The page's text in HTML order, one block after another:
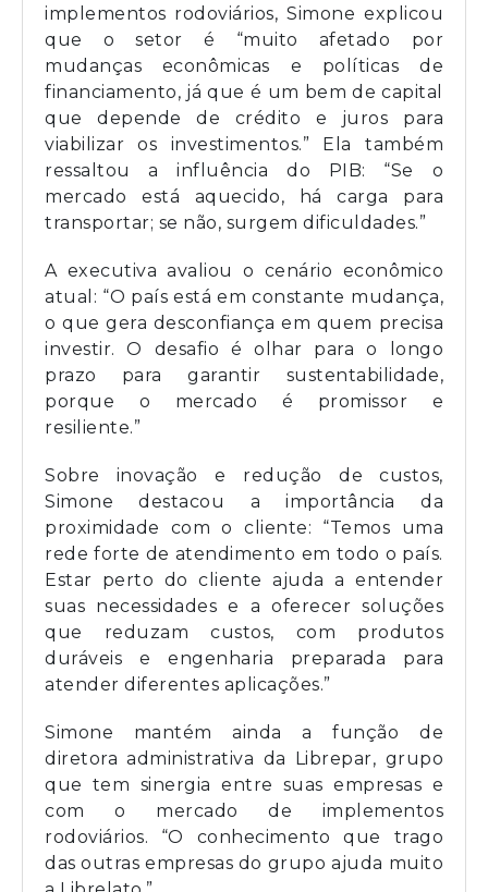
implementos rodoviários, Simone explicou
que o setor é “muito afetado por
mudanças econômicas e políticas de
financiamento, já que é um bem de capital
que depende de crédito e juros para
viabilizar os investimentos.” Ela também
ressaltou a influência do PIB: “Se o
mercado está aquecido, há carga para
transportar; se não, surgem dificuldades.”
A executiva avaliou o cenário econômico
atual: “O país está em constante mudança,
o que gera desconfiança em quem precisa
investir. O desafio é olhar para o longo
prazo para garantir sustentabilidade,
porque o mercado é promissor e
resiliente.”
Sobre inovação e redução de custos,
Simone destacou a importância da
proximidade com o cliente: “Temos uma
rede forte de atendimento em todo o país.
Estar perto do cliente ajuda a entender
suas necessidades e a oferecer soluções
que reduzam custos, com produtos
duráveis e engenharia preparada para
atender diferentes aplicações.”
Simone mantém ainda a função de
diretora administrativa da Librepar, grupo
que tem sinergia entre suas empresas e
com o mercado de implementos
rodoviários. “O conhecimento que trago
das outras empresas do grupo ajuda muito